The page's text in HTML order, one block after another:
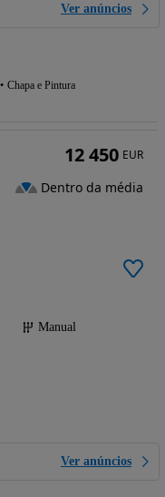
Ver anúncios
Chapa e Pintura
Manual
Ver anúncios
12 450 EUR
Dentro da média